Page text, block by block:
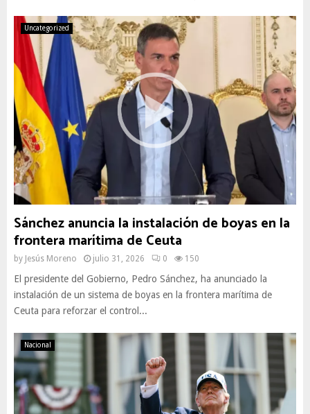
Uncategorized
Sánchez anuncia la instalación de boyas en la
frontera marítima de Ceuta
by Jesús Moreno julio 31, 2026 0 150
El presidente del Gobierno, Pedro Sánchez, ha anunciado la
instalación de un sistema de boyas en la frontera marítima de
Ceuta para reforzar el control...
Nacional